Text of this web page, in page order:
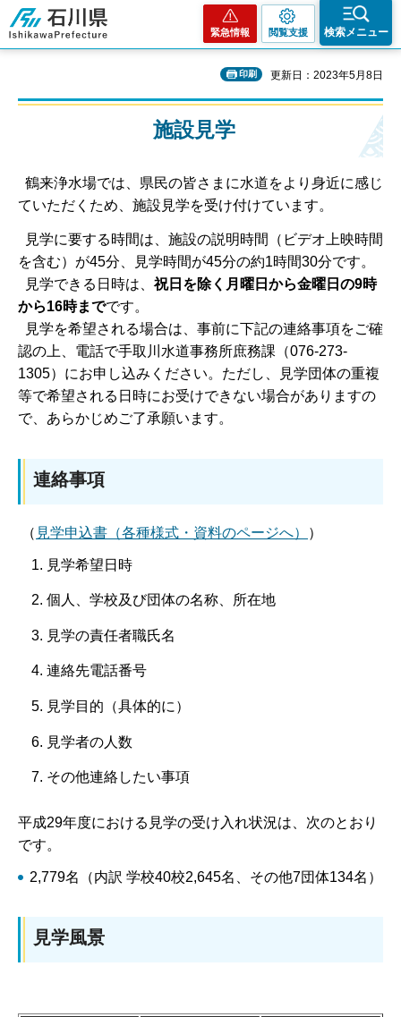
石川県
緊急情報 閲覧支援 検索メニュー
印刷 更新日：2023年5月8日
施設見学
鶴来浄水場では、県民の皆さまに水道をより身近に感じ
ていただくため、施設見学を受け付けています。
見学に要する時間は、施設の説明時間（ビデオ上映時間
を含む）が45分、見学時間が45分の約1時間30分です。
見学できる日時は、祝日を除く月曜日から金曜日の9時
から16時までです。
見学を希望される場合は、事前に下記の連絡事項をご確
認の上、電話で手取川水道事務所庶務課（076-273-
1305）にお申し込みください。ただし、見学団体の重複
等で希望される日時にお受けできない場合がありますの
で、あらかじめご了承願います。
連絡事項
（ 見学申込書（各種様式・資料のページへ） ）
見学希望日時
個人、学校及び団体の名称、所在地
見学の責任者職氏名
連絡先電話番号
見学目的（具体的に）
見学者の人数
その他連絡したい事項
平成29年度における見学の受け入れ状況は、次のとおり
です。
2,779名（内訳 学校40校2,645名、その他7団体134名）
見学風景